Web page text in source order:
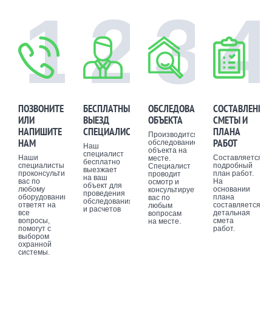
1
ПОЗВОНИТЕ
ИЛИ
НАПИШИТЕ
НАМ
Наши
специалисты
проконсультируют
вас по
любому
оборудованию,
ответят на
все
вопросы,
помогут с
выбором
охранной
системы.
2
БЕСПЛАТНЫЙ
ВЫЕЗД
СПЕЦИАЛИСТА
Наш
специалист
бесплатно
выезжает
на ваш
объект для
проведения
обследования
и расчетов
3
ОБСЛЕДОВАНИЕ
ОБЪЕКТА
Производится
обследование
объекта на
месте.
Специалист
проводит
осмотр и
консультирует
вас по
любым
вопросам
на месте.
4
СОСТАВЛЕНИЕ
СМЕТЫ И
ПЛАНА
РАБОТ
Составляется
подробный
план работ.
На
основании
плана
составляется
детальная
смета
работ.